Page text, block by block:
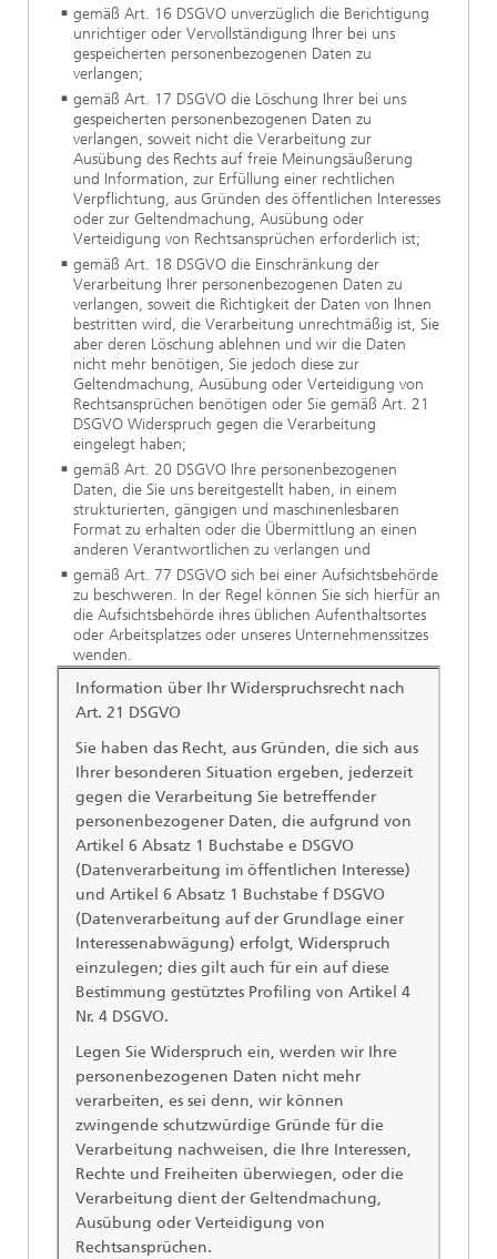
gemäß Art. 16 DSGVO unverzüglich die Berichtigung
unrichtiger oder Vervollständigung Ihrer bei uns
gespeicherten personenbezogenen Daten zu
verlangen;
gemäß Art. 17 DSGVO die Löschung Ihrer bei uns
gespeicherten personenbezogenen Daten zu
verlangen, soweit nicht die Verarbeitung zur
Ausübung des Rechts auf freie Meinungsäußerung
und Information, zur Erfüllung einer rechtlichen
Verpflichtung, aus Gründen des öffentlichen Interesses
oder zur Geltendmachung, Ausübung oder
Verteidigung von Rechtsansprüchen erforderlich ist;
gemäß Art. 18 DSGVO die Einschränkung der
Verarbeitung Ihrer personenbezogenen Daten zu
verlangen, soweit die Richtigkeit der Daten von Ihnen
bestritten wird, die Verarbeitung unrechtmäßig ist, Sie
aber deren Löschung ablehnen und wir die Daten
nicht mehr benötigen, Sie jedoch diese zur
Geltendmachung, Ausübung oder Verteidigung von
Rechtsansprüchen benötigen oder Sie gemäß Art. 21
DSGVO Widerspruch gegen die Verarbeitung
eingelegt haben;
gemäß Art. 20 DSGVO Ihre personenbezogenen
Daten, die Sie uns bereitgestellt haben, in einem
strukturierten, gängigen und maschinenlesbaren
Format zu erhalten oder die Übermittlung an einen
anderen Verantwortlichen zu verlangen und
gemäß Art. 77 DSGVO sich bei einer Aufsichtsbehörde
zu beschweren. In der Regel können Sie sich hierfür an
die Aufsichtsbehörde ihres üblichen Aufenthaltsortes
oder Arbeitsplatzes oder unseres Unternehmenssitzes
wenden.
Information über Ihr Widerspruchsrecht nach
Art. 21 DSGVO
Sie haben das Recht, aus Gründen, die sich aus
Ihrer besonderen Situation ergeben, jederzeit
gegen die Verarbeitung Sie betreffender
personenbezogener Daten, die aufgrund von
Artikel 6 Absatz 1 Buchstabe e DSGVO
(Datenverarbeitung im öffentlichen Interesse)
und Artikel 6 Absatz 1 Buchstabe f DSGVO
(Datenverarbeitung auf der Grundlage einer
Interessenabwägung) erfolgt, Widerspruch
einzulegen; dies gilt auch für ein auf diese
Bestimmung gestütztes Profiling von Artikel 4
Nr. 4 DSGVO.
Legen Sie Widerspruch ein, werden wir Ihre
personenbezogenen Daten nicht mehr
verarbeiten, es sei denn, wir können
zwingende schutzwürdige Gründe für die
Verarbeitung nachweisen, die Ihre Interessen,
Rechte und Freiheiten überwiegen, oder die
Verarbeitung dient der Geltendmachung,
Ausübung oder Verteidigung von
Rechtsansprüchen.